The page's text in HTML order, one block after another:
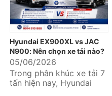
Hyundai EX900XL vs JAC
N900: Nên chọn xe tải nào?
05/06/2026
Trong phân khúc xe tải 7
tấn hiện nay, Hyundai